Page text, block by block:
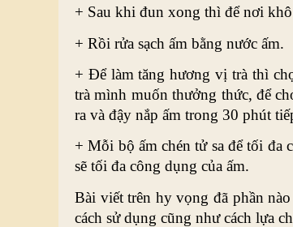
+ Sau khi đun xong thì để nơi
+ Rồi rửa sạch ấm bằng nước ấm.
+ Để làm tăng hương vị trà thì
trà mình muốn thưởng thức, để
ra và đậy nắp ấm trong 30 phút
+ Mỗi bộ ấm chén tử sa để tối
sẽ tối đa công dụng của ấm.
Bài viết trên hy vọng đã phần
cách sử dụng cũng như cách lựa